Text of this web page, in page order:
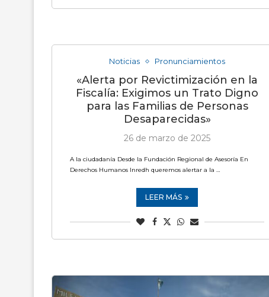
Noticias Pronunciamientos
«Alerta por Revictimización en la
Fiscalía: Exigimos un Trato Digno
para las Familias de Personas
Desaparecidas»
26 de marzo de 2025
A la ciudadanía Desde la Fundación Regional de Asesoría En
Derechos Humanos Inredh queremos alertar a la …
LEER MÁS